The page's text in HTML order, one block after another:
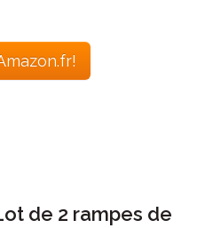
de 2 rampes de